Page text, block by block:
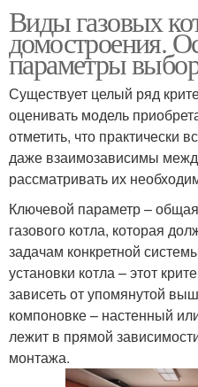
Виды газовых
домостроения.
параметры
Существует целый ряд
оценивать модель
отметить, что практически
даже взаимозависимы
рассматривать их
Ключевой параметр –
газового котла, которая
задачам конкретной
установки котла – этот
зависеть от упомянутой
компоновке – настенный
лежит в прямой
монтажа.